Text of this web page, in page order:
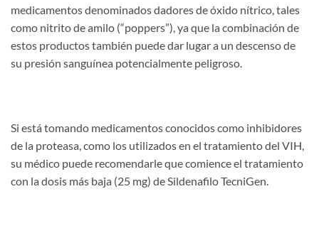
medicamentos denominados dadores de óxido nítrico, tales
como nitrito de amilo (“poppers”), ya que la combinación de
estos productos también puede dar lugar a un descenso de
su presión sanguínea potencialmente peligroso.
Si está tomando medicamentos conocidos como inhibidores
de la proteasa, como los utilizados en el tratamiento del VIH,
su médico puede recomendarle que comience el tratamiento
con la dosis más baja (25 mg) de Sildenafilo TecniGen.